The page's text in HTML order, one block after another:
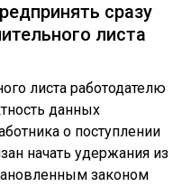
сразу
листа
листа работодателю
данных
о поступлении
начать удержания из
законом